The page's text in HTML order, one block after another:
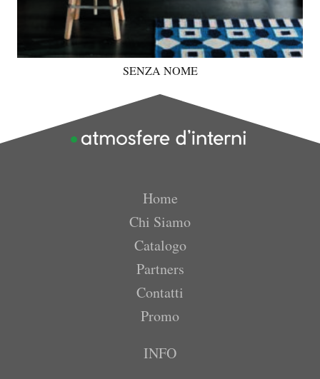
SENZA NOME
Home
Chi Siamo
Catalogo
Partners
Contatti
Promo
INFO